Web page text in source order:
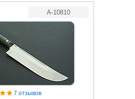
A-10810
7 отзывов